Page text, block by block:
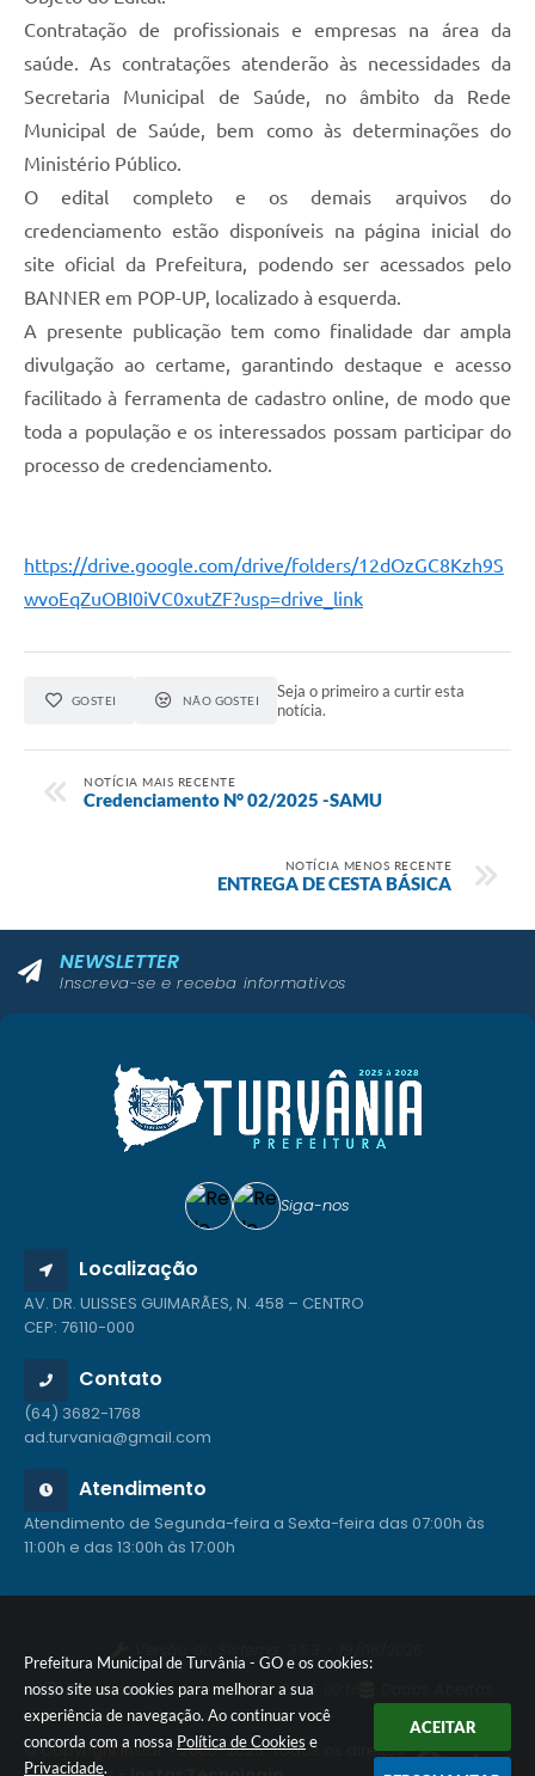
Prefeitura Municipal de Turvânia - GO e os cookies:
nosso site usa cookies para melhorar a sua
experiência de navegação. Ao continuar você
concorda com a nossa Política de Cookies e
Privacidade.
ACEITAR
Contratação de profissionais e empresas na área da
saúde. As contratações atenderão às necessidades da
Secretaria Municipal de Saúde, no âmbito da Rede
Municipal de Saúde, bem como às determinações do
Ministério Público.
O edital completo e os demais arquivos do
credenciamento estão disponíveis na página inicial do
site oficial da Prefeitura, podendo ser acessados pelo
BANNER em POP-UP, localizado à esquerda.
A presente publicação tem como finalidade dar ampla
divulgação ao certame, garantindo destaque e acesso
facilitado à ferramenta de cadastro online, de modo que
toda a população e os interessados possam participar do
processo de credenciamento.
https://drive.google.com/drive/folders/12dOzGC8Kzh9S
wvoEqZuOBI0iVC0xutZF?usp=drive_link
GOSTEI NÃO GOSTEI
Seja o primeiro a curtir esta
notícia.
NOTÍCIA MAIS RECENTE
Credenciamento N° 02/2025 -SAMU
NOTÍCIA MENOS RECENTE
ENTREGA DE CESTA BÁSICA
Siga-nos
Localização
AV. DR. ULISSES GUIMARÃES, N. 458 – CENTRO
CEP: 76110-000
Contato
(64) 3682-1768
ad.turvania@gmail.com
Atendimento
Atendimento de Segunda-feira a Sexta-feira das 07:00h às
11:00h e das 13:00h às 17:00h
NEWSLETTER
Inscreva-se e receba informativos
Portal atualizado em:27/07/2026 09:18
© Copyright Instar - 2006-2026. Todos os direitos